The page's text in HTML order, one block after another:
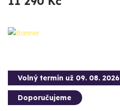
Volný termín už 09. 08. 2026
Doporučujeme